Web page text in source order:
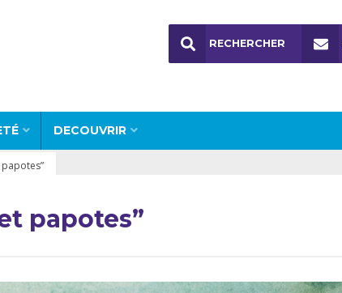
DECOUVRIR
RECHERCHER
papotes”
papotes”